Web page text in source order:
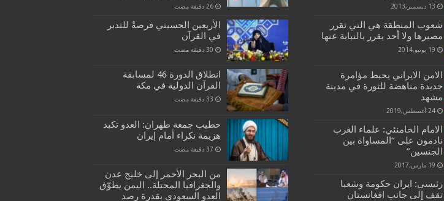
13 ديسمبر,2013
شعوب المنطقة هي التي تقرر
مصيرها ولا أحد يقرر بالنيابة عنها
19 يونيو,2014
الامن الايراني يحبط مؤامرة
جديدة مناهضة للثورة في مدينة
مشهد
24 أغسطس,2019
الامام الخامنئي: علماء الغرب
نادمون على “المساواة بين
الجنسين”
19 مارس,2017
رئيسي: ايران حكومة وشعبا
تقف إلى جانب افغانستان
الأربعين الحسيني فرصةٌ للتدبر
في القرآن
انطلاق الدورة 46 لمسابقة
القرآن الدولية في مكة
خطيب جمعة طهران: العدو تكبد
هزيمة نكراء أمام إيران
من البحر الأحمر إلى خليج عدن
والجغرافيا المحتلة.. اليمن يطوّق
العدو السعودي بقدرة رصد